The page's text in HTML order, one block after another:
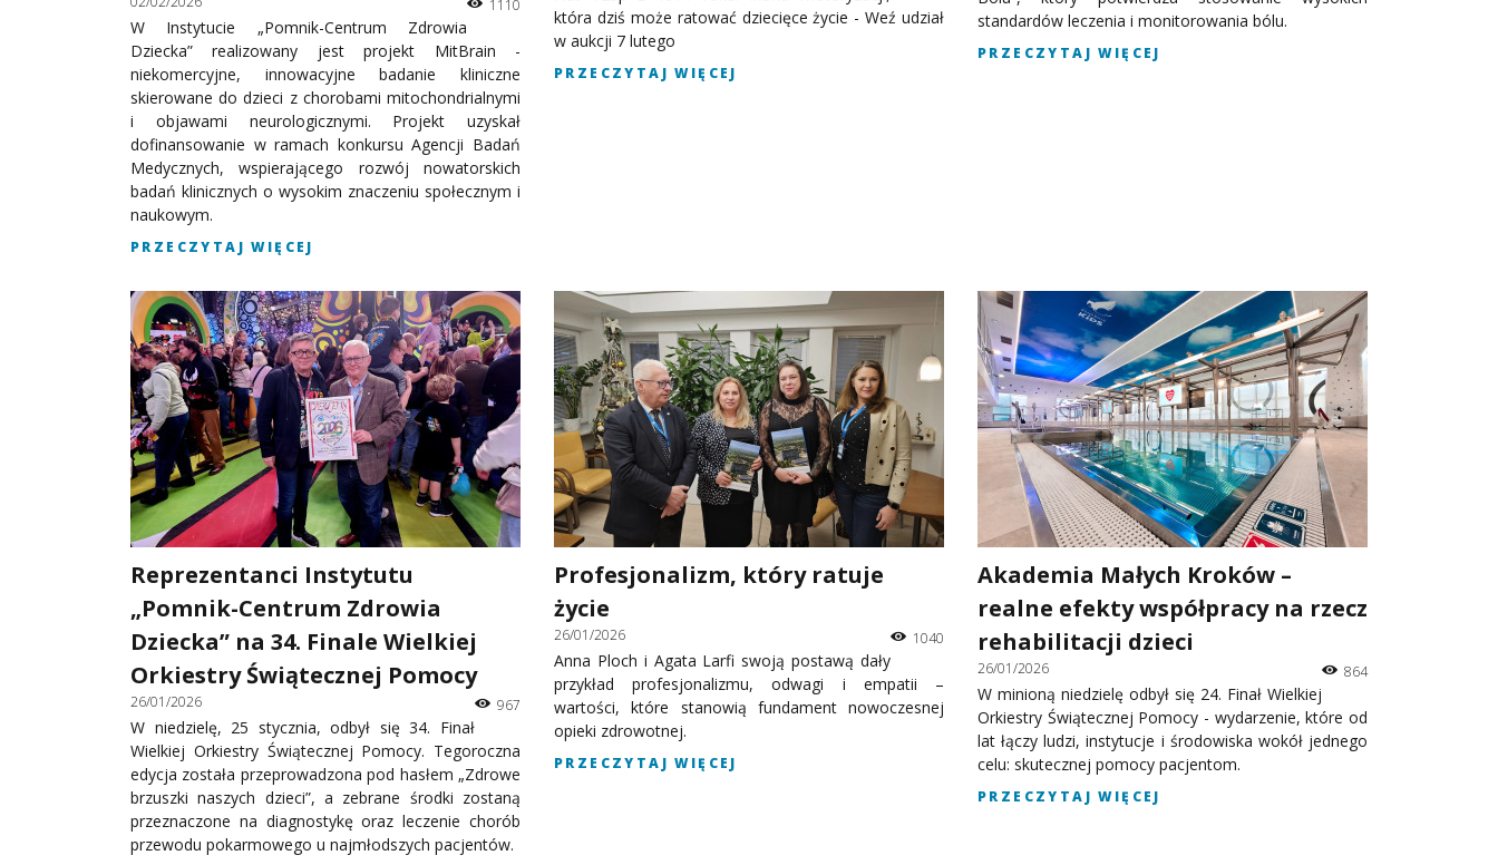
1110
W Instytucie „Pomnik-Centrum Zdrowia
Dziecka” realizowany jest projekt MitBrain -
niekomercyjne, innowacyjne badanie kliniczne
skierowane do dzieci z chorobami mitochondrialnymi
i objawami neurologicznymi. Projekt uzyskał
dofinansowanie w ramach konkursu Agencji Badań
Medycznych, wspierającego rozwój nowatorskich
badań klinicznych o wysokim znaczeniu społecznym i
naukowym.
PRZECZYTAJ WIĘCEJ
która dziś może ratować dziecięce życie - Weź udział
w aukcji 7 lutego
PRZECZYTAJ WIĘCEJ
standardów leczenia i monitorowania bólu.
PRZECZYTAJ WIĘCEJ
Reprezentanci Instytutu
„Pomnik-Centrum Zdrowia
Dziecka” na 34. Finale Wielkiej
Orkiestry Świątecznej Pomocy
26/01/2026 967
W niedzielę, 25 stycznia, odbył się 34. Finał
Wielkiej Orkiestry Świątecznej Pomocy. Tegoroczna
edycja została przeprowadzona pod hasłem „Zdrowe
brzuszki naszych dzieci”, a zebrane środki zostaną
przeznaczone na diagnostykę oraz leczenie chorób
przewodu pokarmowego u najmłodszych pacjentów.
Profesjonalizm, który ratuje
życie
26/01/2026 1040
Anna Ploch i Agata Larfi swoją postawą dały
przykład profesjonalizmu, odwagi i empatii –
wartości, które stanowią fundament nowoczesnej
opieki zdrowotnej.
PRZECZYTAJ WIĘCEJ
Akademia Małych Kroków –
realne efekty współpracy na rzecz
rehabilitacji dzieci
26/01/2026 864
W minioną niedzielę odbył się 24. Finał Wielkiej
Orkiestry Świątecznej Pomocy - wydarzenie, które od
lat łączy ludzi, instytucje i środowiska wokół jednego
celu: skutecznej pomocy pacjentom.
PRZECZYTAJ WIĘCEJ